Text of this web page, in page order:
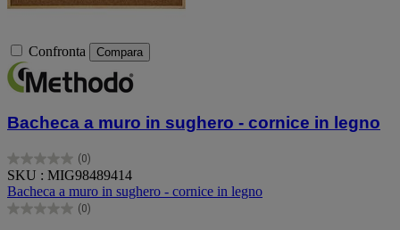
Confronta Compara
Bacheca a muro in sughero - cornice in legno
(0)
0.0
su
5
stelle.
SKU : MIG98489414
Bacheca a muro in sughero - cornice in legno
(0)
0.0